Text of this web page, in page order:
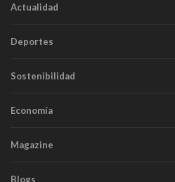
Actualidad
Deportes
Sostenibilidad
Economía
Magazine
Blogs